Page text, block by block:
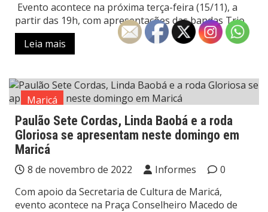
Evento acontece na próxima terça-feira (15/11), a
partir das 19h, com apresentações das bandas Trio
Leia mais
Maricá
Paulão Sete Cordas, Linda Baobá e a roda
Gloriosa se apresentam neste domingo em
Maricá
8 de novembro de 2022 Informes
0
Com apoio da Secretaria de Cultura de Maricá,
evento acontece na Praça Conselheiro Macedo de